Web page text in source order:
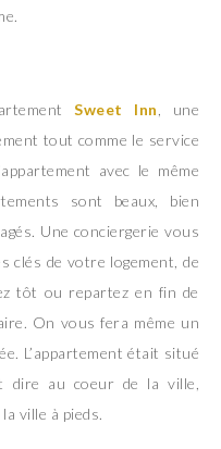
Sweet Inn , une
tout comme le service
avec le même
sont beaux, bien
Une conciergerie vous
clés de votre logement, de
tôt ou repartez en fin de
On vous fera même un
L’appartement était situé
dire au coeur de la ville,
ville à pieds.